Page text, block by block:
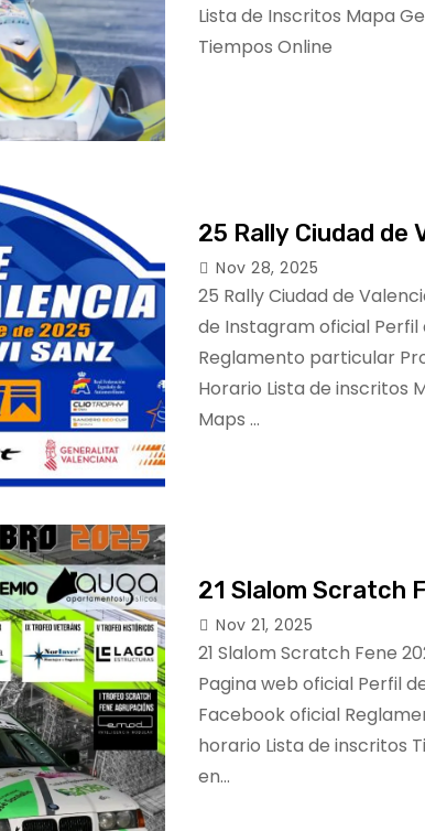
Lista de Inscritos Mapa
Tiempos Online
25 Rally Ciudad de
Nov 28, 2025
25 Rally Ciudad de
de Instagram oficial
Reglamento particular
Horario Lista de inscritos
Maps …
21 Slalom Scratch
Nov 21, 2025
21 Slalom Scratch Fene
Pagina web oficial Perfil
Facebook oficial
horario Lista de inscritos
en…